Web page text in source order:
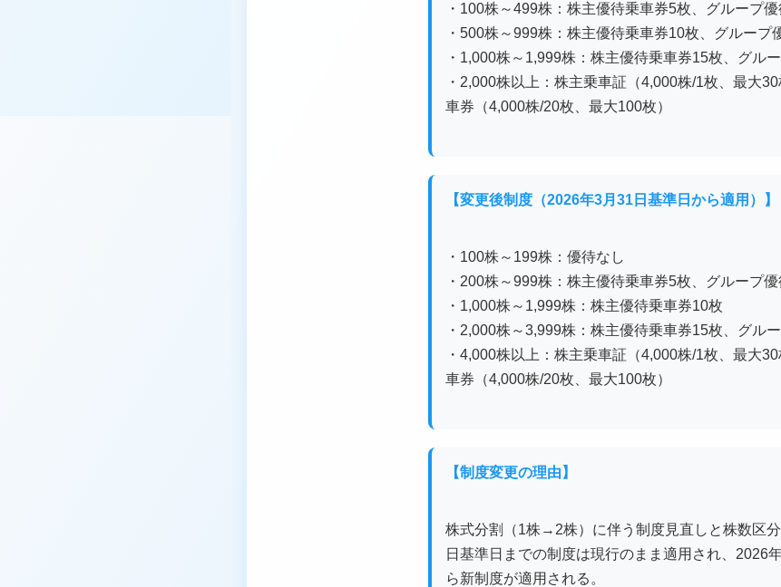
・100株～499株：株主優待乗車券5枚、グループ
・500株～999株：株主優待乗車券10枚、グループ
・1,000株～1,999株：株主優待乗車券15枚、グル
・2,000株以上：株主乗車証（4,000株/1枚、最大
車券（4,000株/20枚、最大100枚）
【変更後制度（2026年3月31日基準日から適用）】
・100株～199株：優待なし
・200株～999株：株主優待乗車券5枚、グループ
・1,000株～1,999株：株主優待乗車券10枚
・2,000株～3,999株：株主優待乗車券15枚、グル
・4,000株以上：株主乗車証（4,000株/1枚、最大
車券（4,000株/20枚、最大100枚）
【制度変更の理由】
株式分割（1株→2株）に伴う制度見直しと株数区
日基準日までの制度は現行のまま適用され、2026
ら新制度が適用される。